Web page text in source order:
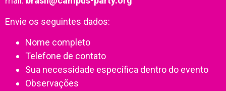
Envie os seguintes dados:
Nome completo
Telefone de contato
Sua necessidade específica dentro do evento
Observações